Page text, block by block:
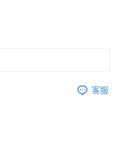
客服